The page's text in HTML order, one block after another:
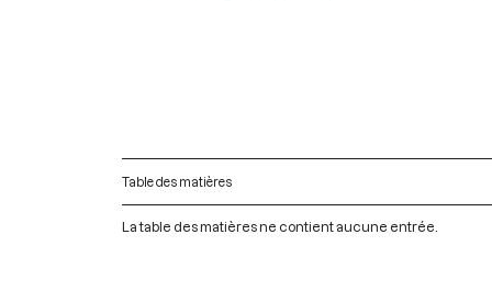
Table des matières
La table des matières ne contient aucune entrée.